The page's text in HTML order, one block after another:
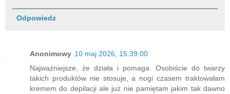
Odpowiedz
Anonimowy 10 maj 2026, 15:39:00
Najważniejsze, że działa i pomaga. Osobiście do twarzy
takich produktów nie stosuje, a nogi czasem traktowałam
kremem do depilacji ale już nie pamiętam jakim tak dawno